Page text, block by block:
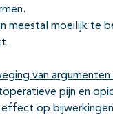
meestal moeilijk te
van
pijn en
op